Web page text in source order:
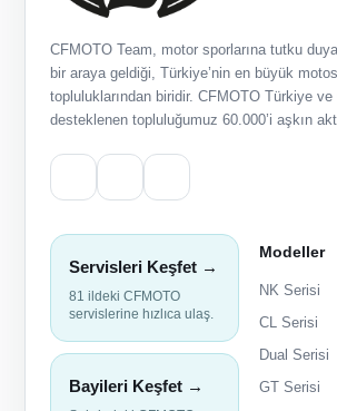
CFMOTO Team, motor sporlarına tutku
bir araya geldiği, Türkiye’nin en büyük
topluluklarından biridir. CFMOTO Türkiye ve
desteklenen topluluğumuz 60.000’i aşkın
Servisleri Keşfet →
81 ildeki CFMOTO
servislerine hızlıca ulaş.
Bayileri Keşfet →
Modeller
NK Serisi
CL Serisi
Dual Serisi
GT Serisi